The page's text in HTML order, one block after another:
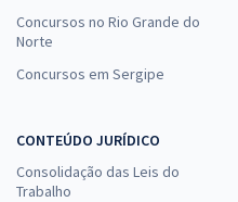
Concursos no Rio Grande do
Norte
Concursos em Sergipe
CONTEÚDO JURÍDICO
Consolidação das Leis do
Trabalho